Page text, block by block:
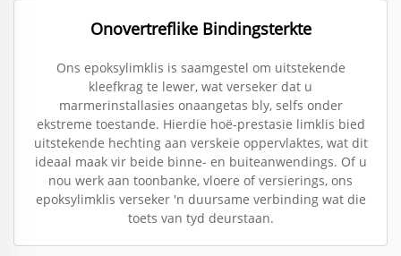
Onovertreflike Bindingsterkte
Ons epoksylimklis is saamgestel om uitstekende
kleefkrag te lewer, wat verseker dat u
marmerinstallasies onaangetas bly, selfs onder
ekstreme toestande. Hierdie hoë-prestasie limklis bied
uitstekende hechting aan verskeie oppervlaktes, wat dit
ideaal maak vir beide binne- en buiteanwendings. Of u
nou werk aan toonbanke, vloere of versierings, ons
epoksylimklis verseker 'n duursame verbinding wat die
toets van tyd deurstaan.